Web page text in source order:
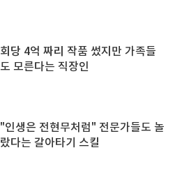
회당 4억 짜리 작품 썼지만 가족들
도 모른다는 직장인
"인생은 전현무처럼" 전문가들도 놀
랐다는 갈아타기 스킬